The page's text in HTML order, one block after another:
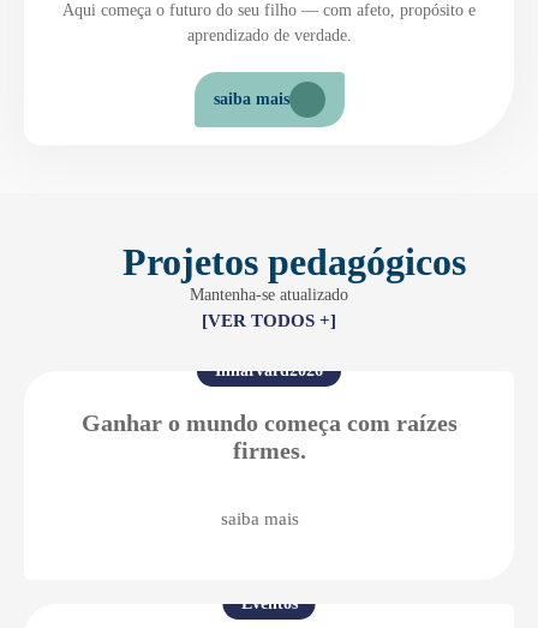
Aqui começa o futuro do seu filho — com afeto, propósito e
aprendizado de verdade.
saiba mais
Projetos pedagógicos
Mantenha-se atualizado
[VER TODOS +]
Inharvard2026
Ganhar o mundo começa com raízes
firmes.
saiba mais
Eventos